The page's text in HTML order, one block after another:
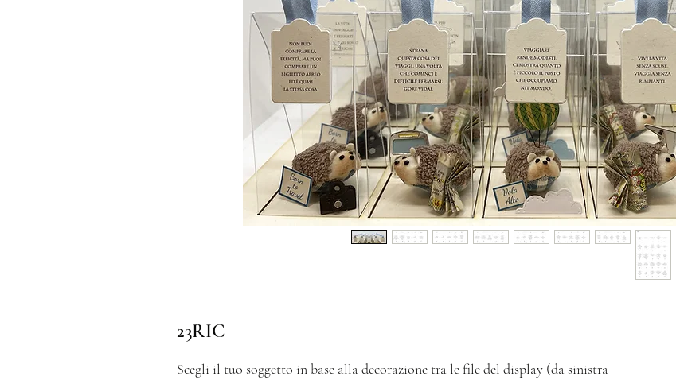
23RIC
Scegli il tuo soggetto in base alla decorazione tra le file del display (da sinistra